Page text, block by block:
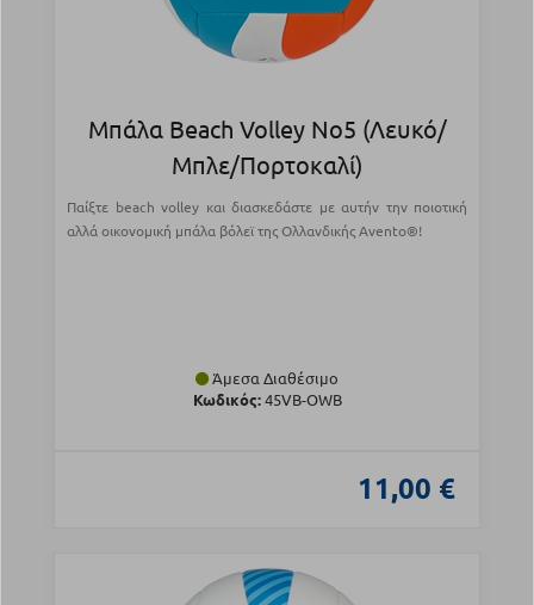
Μπάλα Beach Volley Νο5 (Λευκό/
Μπλε/Πορτοκαλί)
Παίξτε beach volley και διασκεδάστε με αυτήν την ποιοτική
αλλά οικονομική μπάλα βόλεϊ της Ολλανδικής Avento®!
Άμεσα Διαθέσιμο
Κωδικός:45VB-OWB
11,00 €